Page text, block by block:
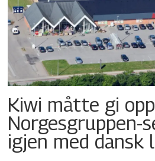
Kiwi måtte gi
Norgesgruppen-
igjen med dansk